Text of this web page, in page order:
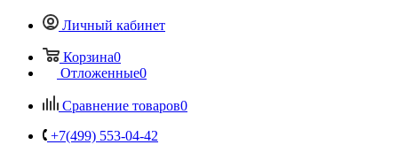
Личный кабинет
Корзина0
Отложенные0
Сравнение товаров0
+7(499) 553-04-42